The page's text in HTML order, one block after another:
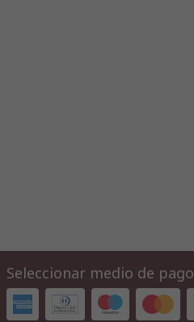
Seleccionar medio de pago